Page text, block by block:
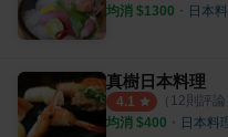
均消 $1300 ・ 日本
真樹日本料理
4.1 （ 12則評論
均消 $400 ・ 日本料